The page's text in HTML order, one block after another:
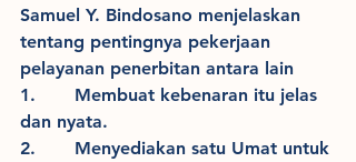
Samuel Y. Bindosano menjelaskan
tentang pentingnya pekerjaan
pelayanan penerbitan antara lain
1.       Membuat kebenaran itu jelas
dan nyata.
2.       Menyediakan satu Umat untuk